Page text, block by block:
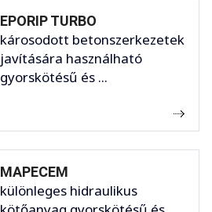
EPORIP TURBO
károsodott betonszerkezetek
javítására használható
gyorskötésű és ...
MAPECEM
különleges hidraulikus